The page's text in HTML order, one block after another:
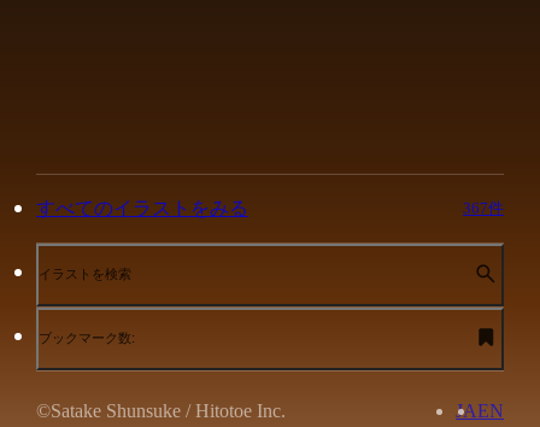
すべてのイラストをみる 367件
イラストを検索
ブックマーク数:
©Satake Shunsuke / Hitotoe Inc. JAEN